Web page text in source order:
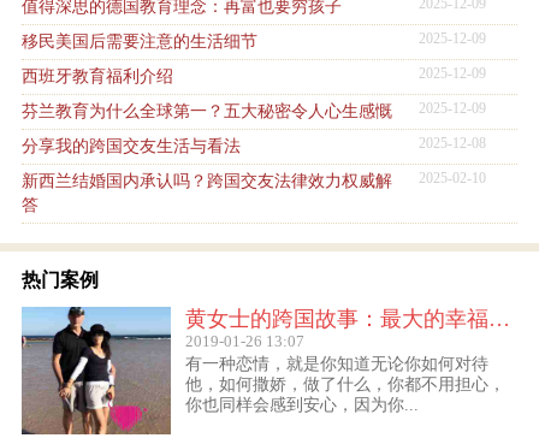
值得深思的德国教育理念：再富也要穷孩子 2025-12-09
移民美国后需要注意的生活细节 2025-12-09
西班牙教育福利介绍 2025-12-09
芬兰教育为什么全球第一？五大秘密令人心生感慨 2025-12-09
分享我的跨国交友生活与看法 2025-12-08
新西兰结婚国内承认吗？跨国交友法律效力权威解
答
2025-02-10
热门案例
黄女士的跨国故事：最大的幸福便是有一个白马王子一直默默等着自己
2019-01-26 13:07
有一种恋情，就是你知道无论你如何对待
他，如何撒娇，做了什么，你都不用担心，
你也同样会感到安心，因为你...